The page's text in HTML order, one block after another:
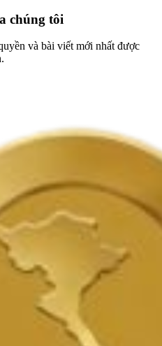
chúng tôi
và bài viết mới nhất được